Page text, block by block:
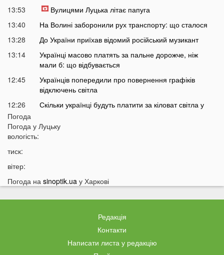
13:53
Вулицями Луцька літає папуга
13:40
На Волині заборонили рух транспорту: що сталося
13:28
До України приїхав відомий російський музикант
13:14
Українці масово платять за пальне дорожче, ніж
мали б: що відбувається
12:45
Українців попередили про повернення графіків
відключень світла
12:26
Скільки українці будуть платити за кіловат світла у
12:13
Популярний продукт подорожчав на 70%: ціни
11:44
11:27
Відомий український хореограф поскаржився на
проблеми зі здоров'ям
У басейні біля будинку втопилася 1-річна дитина
Українці можуть втратити відстрочку від мобілізації у
Погода
Погода у Луцьку
вологість:
тиск:
вітер:
Погода на sinoptik.ua у Харкові
Редакція
Контакти
Написати листа у редакцію